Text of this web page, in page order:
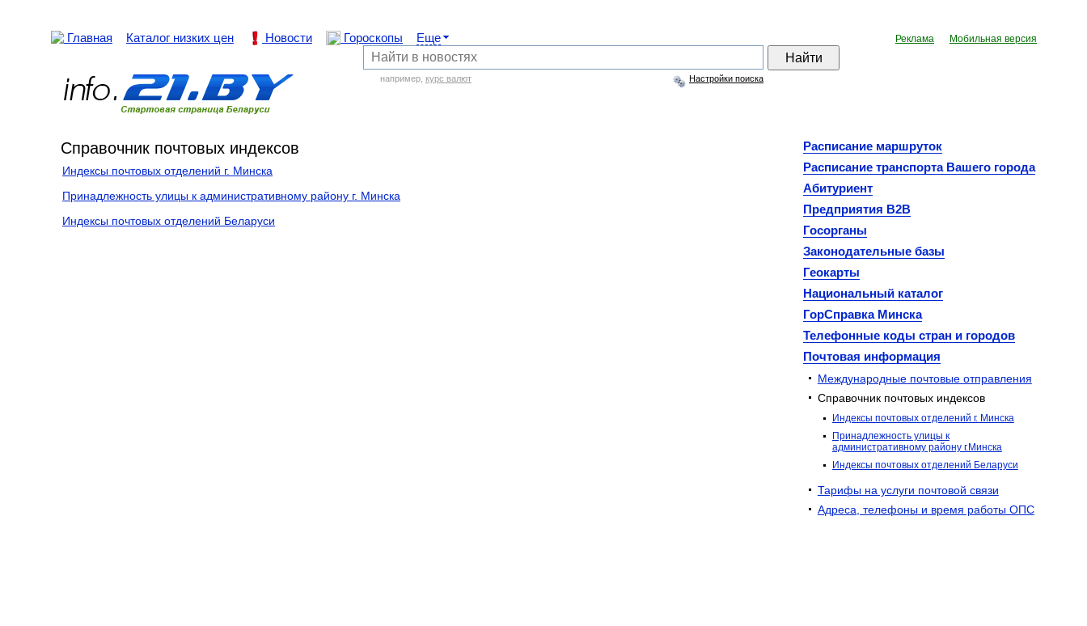
Главная Каталог низких цен Новости Гороскопы Еще Мобильная версия
Реклама
например, курс валют Настройки поиска
Справочник почтовых индексов
Индексы почтовых отделений г. Минска
Принадлежность улицы к административному району г. Минска
Индекcы почтовых отделений Беларуси
Расписание маршруток
Расписание транспорта Bашего города
Абитуриент
Предприятия B2B
Госорганы
Законодательные базы
Геокарты
Национальный каталог
ГорСправка Минска
Телефонные коды стран и городов
Почтовая информация
Международные почтовые отправления
Справочник почтовых индексов
Индексы почтовых отделений г. Минска
Принадлежность улицы к
административному району г.Минска
Индекcы почтовых отделений Беларуси
Тарифы на услуги почтовой связи
Адреса, телефоны и время работы ОПС